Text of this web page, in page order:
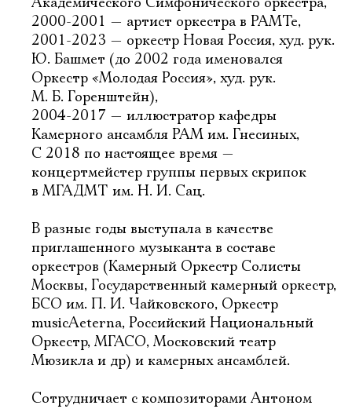
2000-2001 — артист оркестра в РАМТе,
2001-2023 — оркестр Новая Россия, худ. рук.
Ю. Башмет (до 2002 года именовался
Оркестр «Молодая Россия», худ. рук.
М. Б. Горенштейн),
2004-2017 — иллюстратор кафедры
Камерного ансамбля РАМ им. Гнесиных,
С 2018 по настоящее время —
концертмейстер группы первых скрипок
в МГАДМТ им. Н. И. Сац.
В разные годы выступала в качестве
приглашенного музыканта в составе
оркестров (Камерный Оркестр Солисты
Москвы, Государственный камерный оркестр,
БСО им. П. И. Чайковского, Оркестр
musicAeterna, Российский Национальный
Оркестр, МГАСО, Московский театр
Мюзикла и др) и камерных ансамблей.
Сотрудничает с композиторами Антоном